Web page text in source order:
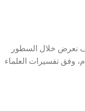
نعرض خلال السطور
وفق تفسيرات العلماء